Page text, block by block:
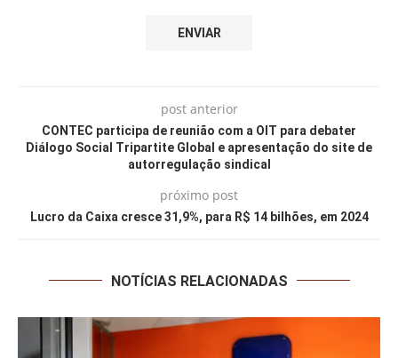
post anterior
CONTEC participa de reunião com a OIT para debater
Diálogo Social Tripartite Global e apresentação do site de
autorregulação sindical
próximo post
Lucro da Caixa cresce 31,9%, para R$ 14 bilhões, em 2024
NOTÍCIAS RELACIONADAS